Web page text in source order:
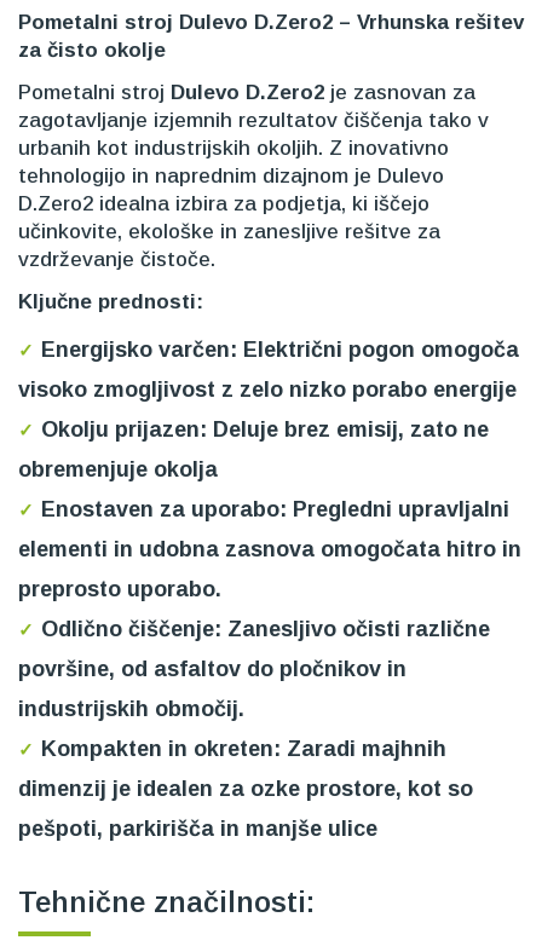
Pometalni stroj Dulevo D.Zero2 – Vrhunska rešitev
za čisto okolje
Pometalni stroj Dulevo D.Zero2 je zasnovan za
zagotavljanje izjemnih rezultatov čiščenja tako v
urbanih kot industrijskih okoljih. Z inovativno
tehnologijo in naprednim dizajnom je Dulevo
D.Zero2 idealna izbira za podjetja, ki iščejo
učinkovite, ekološke in zanesljive rešitve za
vzdrževanje čistoče.
Ključne prednosti:
Energijsko varčen: Električni pogon omogoča
visoko zmogljivost z zelo nizko porabo energije
Okolju prijazen: Deluje brez emisij, zato ne
obremenjuje okolja
Enostaven za uporabo: Pregledni upravljalni
elementi in udobna zasnova omogočata hitro in
preprosto uporabo.
Odlično čiščenje: Zanesljivo očisti različne
površine, od asfaltov do pločnikov in
industrijskih območij.
Kompakten in okreten: Zaradi majhnih
dimenzij je idealen za ozke prostore, kot so
pešpoti, parkirišča in manjše ulice
Tehnične značilnosti: